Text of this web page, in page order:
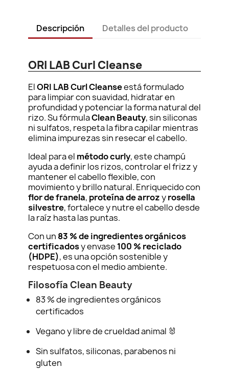
Descripción Detalles del producto
ORI LAB Curl Cleanse
ElORI LAB Curl Cleanseestá formulado
para limpiar con suavidad, hidratar en
profundidad y potenciar la forma natural del
rizo. Su fórmulaClean Beauty, sin siliconas
ni sulfatos, respeta la fibra capilar mientras
elimina impurezas sin resecar el cabello.
Ideal para el método curly, este champú
ayuda a definir los rizos, controlar el frizz y
mantener el cabello flexible, con
movimiento y brillo natural. Enriquecido con
flor de franela, proteína de arrozyrosella
silvestre, fortalece y nutre el cabello desde
la raíz hasta las puntas.
Con un 83 % de ingredientes orgánicos
certificadosy envase 100 % reciclado
(HDPE), es una opción sostenible y
respetuosa con el medio ambiente.
Filosofía Clean Beauty
83 % de ingredientes orgánicos
certificados
Vegano y libre de crueldad animal 🐰
Sin sulfatos, siliconas, parabenos ni
gluten